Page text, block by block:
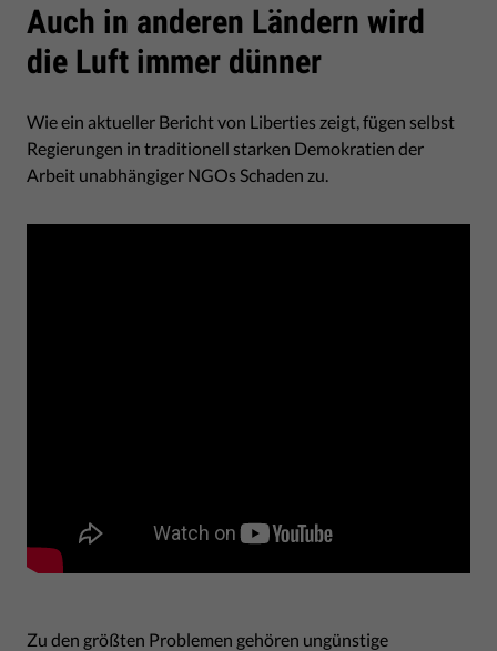
Auch in anderen Ländern wird
die Luft immer dünner
Wie ein aktueller Bericht von Liberties zeigt, fügen selbst
Regierungen in traditionell starken Demokratien der
Arbeit unabhängiger NGOs Schaden zu.
Zu den größten Problemen gehören ungünstige